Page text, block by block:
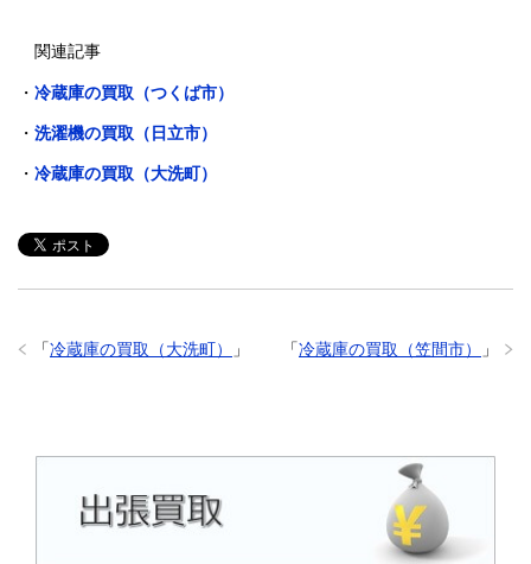
関連記事
・ 冷蔵庫の買取（つくば市）
・ 洗濯機の買取（日立市）
・ 冷蔵庫の買取（大洗町）
「冷蔵庫の買取（笠間市） 」
「冷蔵庫の買取（大洗町） 」